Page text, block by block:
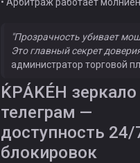
"Прозрачность убивает
Это главный секрет
администратор торговой
ЌРÁKÉH зеркало
телеграм —
доступность 24/
блокировок